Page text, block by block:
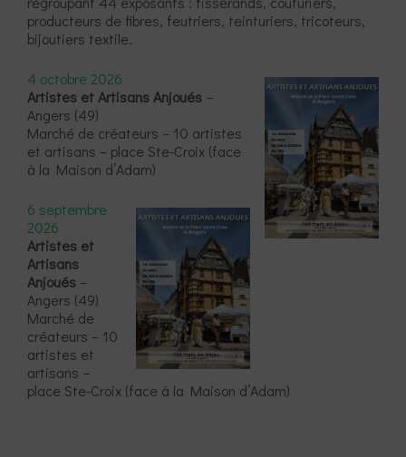
producteurs de fibres, feutriers, teinturiers, tricoteurs,
bijoutiers textile.
4 octobre 2026
Artistes et Artisans Anjoués –
Angers (49)
Marché de créateurs – 10 artistes
et artisans – place Ste-Croix (face
à la Maison d’Adam)
6 septembre
2026
Artistes et
Artisans
Anjoués –
Angers (49)
Marché de
créateurs – 10
artistes et
artisans –
place Ste-Croix (face à la Maison d’Adam)